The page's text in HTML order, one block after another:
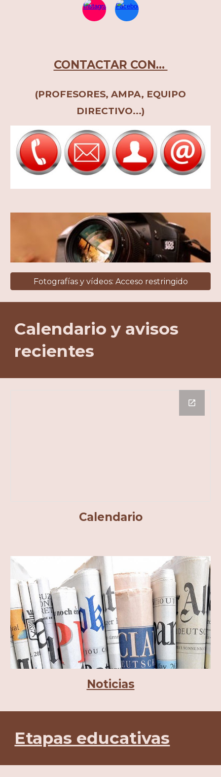
CONTACTAR CON...
(PROFESORES, AMPA, EQUIPO
DIRECTIVO...)
Fotografías y vídeos: Acceso restringido
Calendario y avisos
recientes
Calendario
Noticias
Etapas educativas